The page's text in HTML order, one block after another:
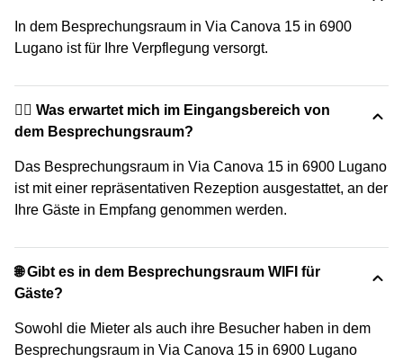
In dem Besprechungsraum in Via Canova 15 in 6900
Lugano ist für Ihre Verpflegung versorgt.
🙋‍♀️ Was erwartet mich im Eingangsbereich von
dem Besprechungsraum?
Das Besprechungsraum in Via Canova 15 in 6900 Lugano
ist mit einer repräsentativen Rezeption ausgestattet, an der
Ihre Gäste in Empfang genommen werden.
🌐 Gibt es in dem Besprechungsraum WIFI für
Gäste?
Sowohl die Mieter als auch ihre Besucher haben in dem
Besprechungsraum in Via Canova 15 in 6900 Lugano